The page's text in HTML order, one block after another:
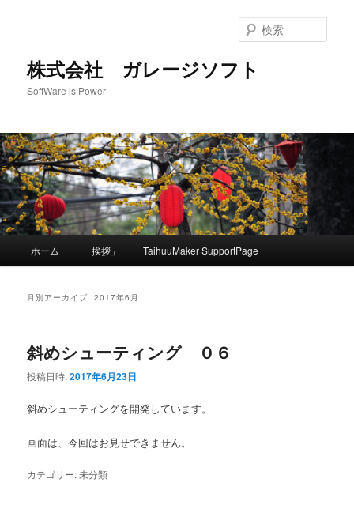
へ
移
動
移
動
株式会社 ガレージソフト
SoftWare is Power
索
ホーム 「挨拶」 TaihuuMaker SupportPage
月別アーカイブ:2017年6月
斜めシューティング ０６
投稿日時:2017年6月23日
斜めシューティングを開発しています。
画面は、今回はお見せできません。
カテゴリー:未分類